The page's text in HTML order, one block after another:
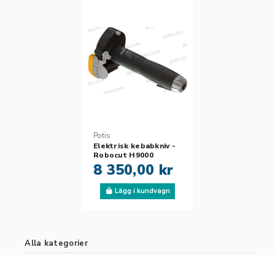
Potis
Elektrisk kebabkniv -
Robocut H9000
8 350,00 kr
Lägg i kundvagn
Alla kategorier